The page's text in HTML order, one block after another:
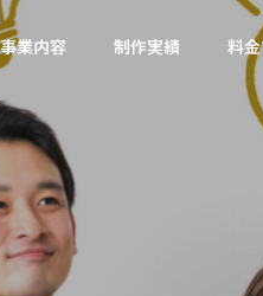
事業内容 制作実績 料
ツール